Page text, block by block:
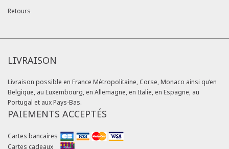
Retours
LIVRAISON
Livraison possible en France Métropolitaine, Corse, Monaco ainsi qu’en
Belgique, au Luxembourg, en Allemagne, en Italie, en Espagne, au
Portugal et aux Pays-Bas.
PAIEMENTS ACCEPTÉS
Cartes bancaires
Cartes cadeaux